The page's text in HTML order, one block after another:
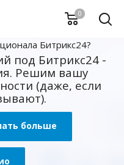
0
Битрикс24?
под Битрикс24 -
Решим вашу
(даже, если
больше